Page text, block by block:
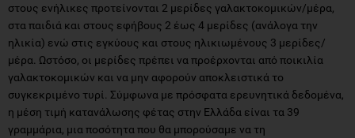
στους ενήλικες προτείνονται 2 μερίδες γαλακτοκομικών/μέρα,
στα παιδιά και στους εφήβους 2 έως 4 μερίδες (ανάλογα την
ηλικία) ενώ στις εγκύους και στους ηλικιωμένους 3 μερίδες/
μέρα. Ωστόσο, οι μερίδες πρέπει να προέρχονται από ποικιλία
γαλακτοκομικών και να μην αφορούν αποκλειστικά το
συγκεκριμένο τυρί. Σύμφωνα με πρόσφατα ερευνητικά δεδομένα,
η μέση τιμή κατανάλωσης φέτας στην Ελλάδα είναι τα 39
γραμμάρια, μια ποσότητα που θα μπορούσαμε να τη